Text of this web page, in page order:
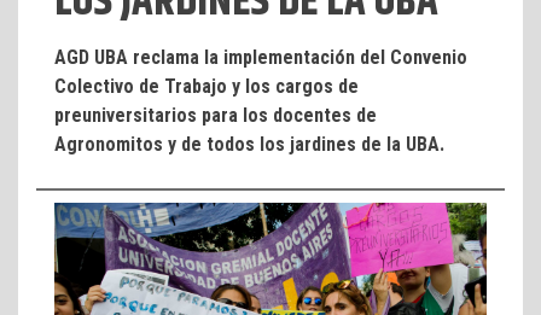
AGD UBA reclama la implementación del Convenio
Colectivo de Trabajo y los cargos de
preuniversitarios para los docentes de
Agronomitos y de todos los jardines de la UBA.